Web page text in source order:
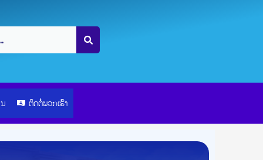
ຕິດຕໍ່ພວກເຮົາ